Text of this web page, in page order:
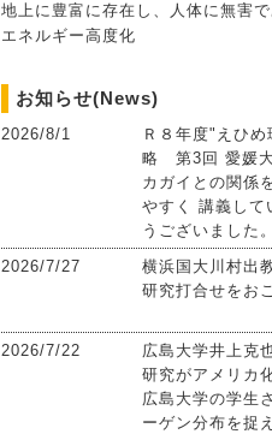
地上に豊富に存在し、人体に無害
エネルギー高度化
お知らせ(News)
2026/8/1
Ｒ８年度"えひ
略 第3回 愛媛
カガイとの関係
やすく 講義して
うございました。
2026/7/27
横浜国大川村出
研究打合せをお
2026/7/22
広島大学井上克
研究がアメリカ
広島大学の学生
ーゲン分布を捉